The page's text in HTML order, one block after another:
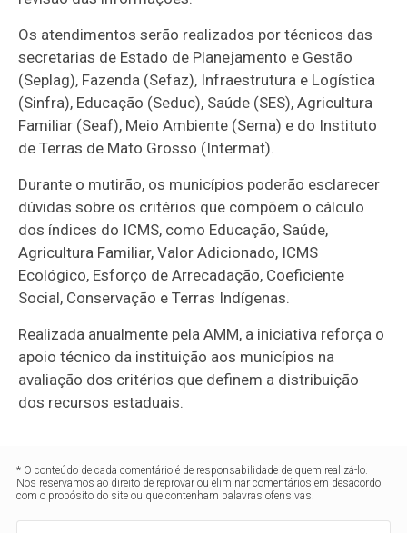
Os atendimentos serão realizados por técnicos das
secretarias de Estado de Planejamento e Gestão
(Seplag), Fazenda (Sefaz), Infraestrutura e Logística
(Sinfra), Educação (Seduc), Saúde (SES), Agricultura
Familiar (Seaf), Meio Ambiente (Sema) e do Instituto
de Terras de Mato Grosso (Intermat).
Durante o mutirão, os municípios poderão esclarecer
dúvidas sobre os critérios que compõem o cálculo
dos índices do ICMS, como Educação, Saúde,
Agricultura Familiar, Valor Adicionado, ICMS
Ecológico, Esforço de Arrecadação, Coeficiente
Social, Conservação e Terras Indígenas.
Realizada anualmente pela AMM, a iniciativa reforça o
apoio técnico da instituição aos municípios na
avaliação dos critérios que definem a distribuição
dos recursos estaduais.
* O conteúdo de cada comentário é de responsabilidade de quem realizá-lo.
Nos reservamos ao direito de reprovar ou eliminar comentários em desacordo
com o propósito do site ou que contenham palavras ofensivas.